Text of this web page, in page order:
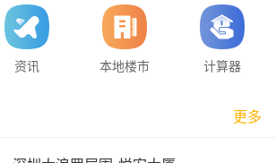
资讯 本地楼市 计算器
更多